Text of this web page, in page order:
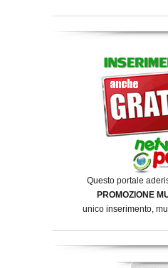
Questo portale
PROMOZIONE
unico inserimento,